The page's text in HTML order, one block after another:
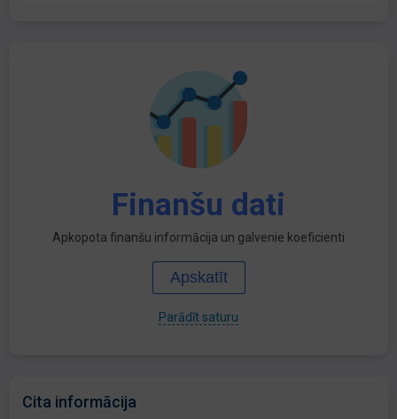
Finanšu dati
Apkopota finanšu informācija un galvenie koeficienti
Apskatīt
Parādīt saturu
Cita informācija